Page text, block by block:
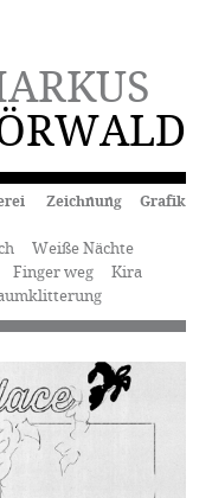
Zeichnung Grafik
Weiße Nächte
Finger weg
Kira